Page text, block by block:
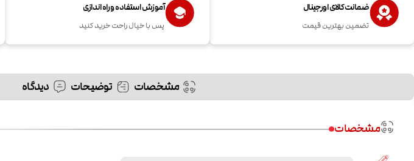
ضمانت کالای اورجینال
تضمین بهترین قیمت
آموزش استفاده و راه اندازی
پس با خیال راحت خرید کنید
مشخصات توضیحات دیدگاه
مشخصات